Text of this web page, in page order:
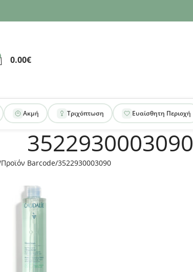
0.00€
Ακμή Τριχόπτωση Ευαίσθητη Περιοχή
3522930003090
Προϊόν Barcode 3522930003090